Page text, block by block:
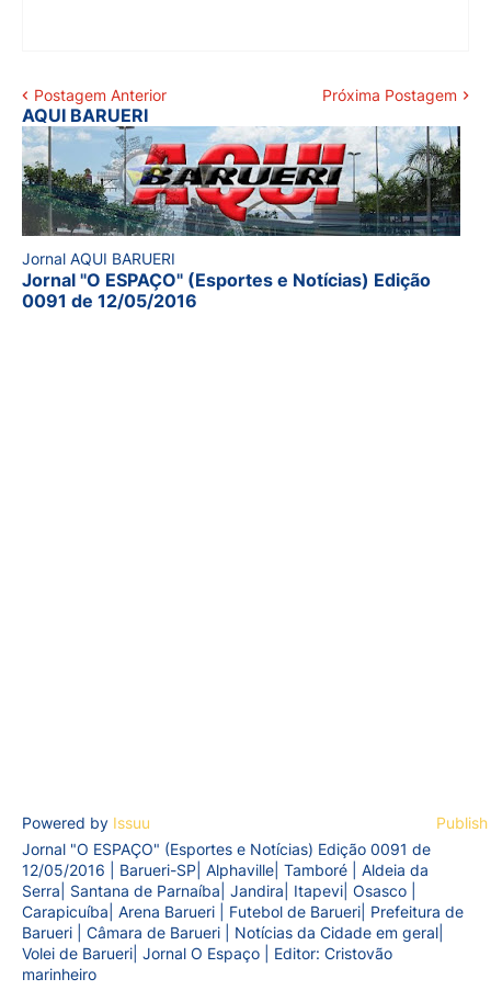
Postagem Anterior Próxima Postagem
AQUI BARUERI
Jornal AQUI BARUERI
Jornal "O ESPAÇO" (Esportes e Notícias) Edição
0091 de 12/05/2016
Powered by Issuu
Jornal "O ESPAÇO" (Esportes e Notícias) Edição 0091 de
12/05/2016 | Barueri-SP| Alphaville| Tamboré | Aldeia da
Serra| Santana de Parnaíba| Jandira| Itapevi| Osasco |
Carapicuíba| Arena Barueri | Futebol de Barueri| Prefeitura de
Barueri | Câmara de Barueri | Notícias da Cidade em geral|
Volei de Barueri| Jornal O Espaço | Editor: Cristovão
marinheiro